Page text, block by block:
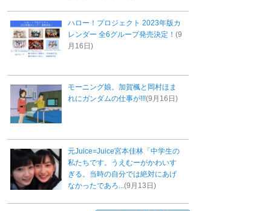
ハロー！プロジェクト 2023年版カ
レンダー 全6グループ発売決定！ (9
月16日)
モーニング娘。加賀楓と岡村ほま
れにガンダムの仕事が!!!(9月16日)
元Juice=Juice宮本佳林「中学生の
私たちです。うえむーがかわいす
ぎる。当時の自分では絶対にあげ
なかったであろ...(9月13日)